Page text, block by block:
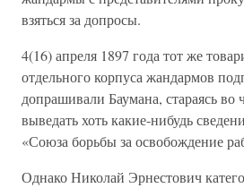
взяться за допросы.
4(16) апреля 1897 года тот же
отдельного корпуса жандармов
допрашивали Баумана, стараясь во
выведать хоть какие-нибудь
«Союза борьбы за освобождение
Однако Николай Эрнестович